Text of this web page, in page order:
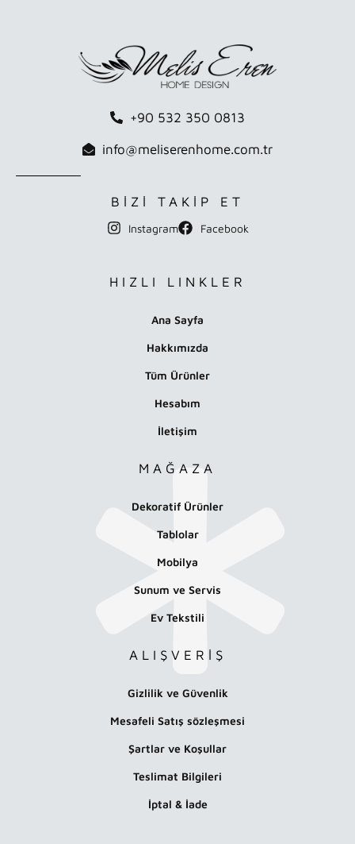
+90 532 350 0813
info@meliserenhome.com.tr
BİZİ TAKİP ET
Instagram Facebook
HIZLI LINKLER
Ana Sayfa
Hakkımızda
Tüm Ürünler
Hesabım
İletişim
MAĞAZA
Dekoratif Ürünler
Tablolar
Mobilya
Sunum ve Servis
Ev Tekstili
ALIŞVERİŞ
Gizlilik ve Güvenlik
Mesafeli Satış sözleşmesi
Şartlar ve Koşullar
Teslimat Bilgileri
İptal & İade